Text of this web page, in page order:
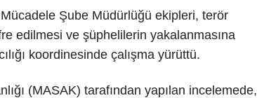
Şube Müdürlüğü ekipleri, terör
edilmesi ve şüphelilerin yakalanmasına
koordinesinde çalışma yürüttü.
(MASAK) tarafından yapılan incelemede,